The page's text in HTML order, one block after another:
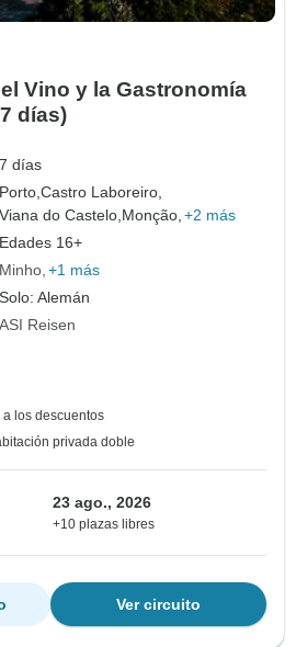
Vino y la Gastronomía
días)
7 días
Porto,Castro Laboreiro,
Viana do Castelo, Monção, +2 más
Edades 16+
Minho +1 más
Solo: Alemán
ASI Reisen
los descuentos
privada doble
23 ago., 2026
+10 plazas libres
Ver circuito